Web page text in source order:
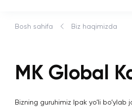
Bosh sahifa Biz haqimizda
MK Global
Bizning guruhimiz Ipak yo’li